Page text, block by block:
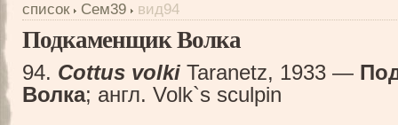
список
Сем39 вид94
Подкаменщик Волка
94. Cottus volki Taranetz, 1933 —
Волка; англ. Volk`s sculpin